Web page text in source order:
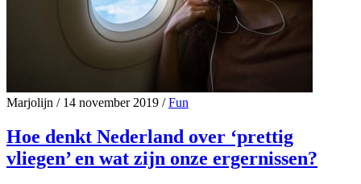
Marjolijn /14 november 2019 / Fun
Hoe denkt Nederland over ‘prettig
vliegen’ en wat zijn onze ergernissen?